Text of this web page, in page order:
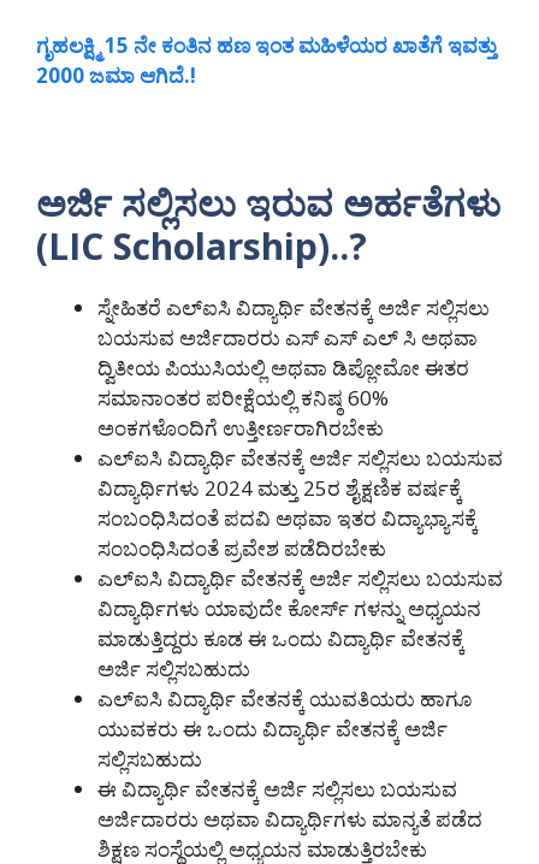
ಗೃಹಲಕ್ಷ್ಮಿ 15 ನೇ ಕಂತಿನ ಹಣ ಇಂತ ಮಹಿಳೆಯರ ಖಾತೆಗೆ ಇವತ್ತು
2000 ಜಮಾ ಆಗಿದೆ.!
ಅರ್ಜಿ ಸಲ್ಲಿಸಲು ಇರುವ ಅರ್ಹತೆಗಳು
(LIC Scholarship)..?
ಸ್ನೇಹಿತರೆ ಎಲ್ಐಸಿ ವಿದ್ಯಾರ್ಥಿ ವೇತನಕ್ಕೆ ಅರ್ಜಿ ಸಲ್ಲಿಸಲು
ಬಯಸುವ ಅರ್ಜಿದಾರರು ಎಸ್ ಎಸ್ ಎಲ್ ಸಿ ಅಥವಾ
ದ್ವಿತೀಯ ಪಿಯುಸಿಯಲ್ಲಿ ಅಥವಾ ಡಿಪ್ಲೋಮೋ ಈತರ
ಸಮಾನಾಂತರ ಪರೀಕ್ಷೆಯಲ್ಲಿ ಕನಿಷ್ಠ 60%
ಅಂಕಗಳೊಂದಿಗೆ ಉತ್ತೀರ್ಣರಾಗಿರಬೇಕು
ಎಲ್ಐಸಿ ವಿದ್ಯಾರ್ಥಿ ವೇತನಕ್ಕೆ ಅರ್ಜಿ ಸಲ್ಲಿಸಲು ಬಯಸುವ
ವಿದ್ಯಾರ್ಥಿಗಳು 2024 ಮತ್ತು 25ರ ಶೈಕ್ಷಣಿಕ ವರ್ಷಕ್ಕೆ
ಸಂಬಂಧಿಸಿದಂತೆ ಪದವಿ ಅಥವಾ ಇತರ ವಿದ್ಯಾಭ್ಯಾಸಕ್ಕೆ
ಸಂಬಂಧಿಸಿದಂತೆ ಪ್ರವೇಶ ಪಡೆದಿರಬೇಕು
ಎಲ್ಐಸಿ ವಿದ್ಯಾರ್ಥಿ ವೇತನಕ್ಕೆ ಅರ್ಜಿ ಸಲ್ಲಿಸಲು ಬಯಸುವ
ವಿದ್ಯಾರ್ಥಿಗಳು ಯಾವುದೇ ಕೋರ್ಸ್ ಗಳನ್ನು ಅಧ್ಯಯನ
ಮಾಡುತ್ತಿದ್ದರು ಕೂಡ ಈ ಒಂದು ವಿದ್ಯಾರ್ಥಿ ವೇತನಕ್ಕೆ
ಅರ್ಜಿ ಸಲ್ಲಿಸಬಹುದು
ಎಲ್ಐಸಿ ವಿದ್ಯಾರ್ಥಿ ವೇತನಕ್ಕೆ ಯುವತಿಯರು ಹಾಗೂ
ಯುವಕರು ಈ ಒಂದು ವಿದ್ಯಾರ್ಥಿ ವೇತನಕ್ಕೆ ಅರ್ಜಿ
ಸಲ್ಲಿಸಬಹುದು
ಈ ವಿದ್ಯಾರ್ಥಿ ವೇತನಕ್ಕೆ ಅರ್ಜಿ ಸಲ್ಲಿಸಲು ಬಯಸುವ
ಅರ್ಜಿದಾರರು ಅಥವಾ ವಿದ್ಯಾರ್ಥಿಗಳು ಮಾನ್ಯತೆ ಪಡೆದ
ಶಿಕ್ಷಣ ಸಂಸ್ಥೆಯಲ್ಲಿ ಅಧ್ಯಯನ ಮಾಡುತ್ತಿರಬೇಕು